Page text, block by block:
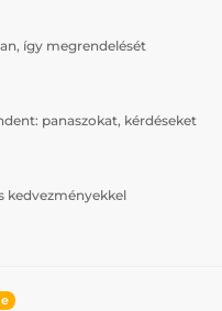
speciális oleofób
általában
ellenére a Xiaomi
így megrendelését
panaszokat, kérdéseket
kedvezményekkel